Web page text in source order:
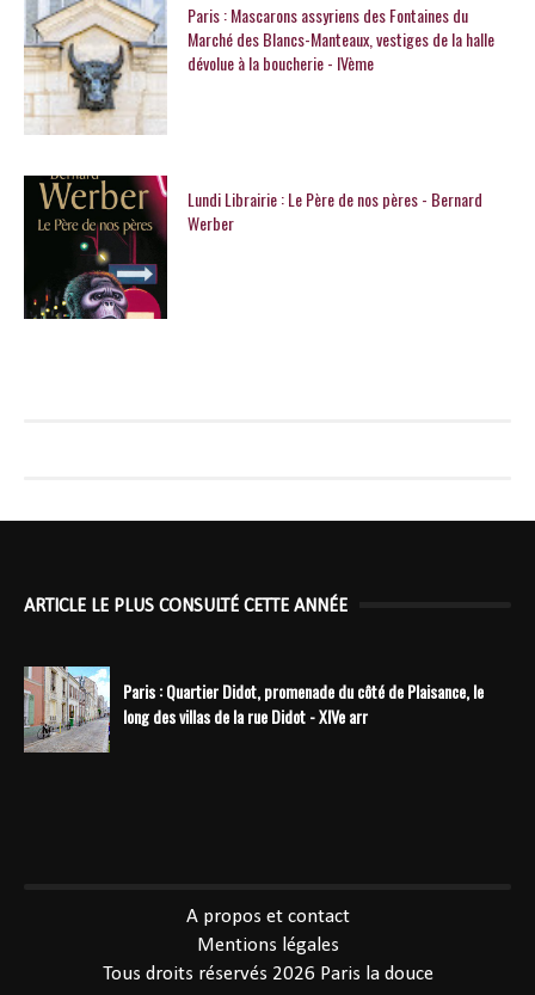
Paris : Mascarons assyriens des Fontaines du
Marché des Blancs-Manteaux, vestiges de la halle
dévolue à la boucherie - IVème
Lundi Librairie : Le Père de nos pères - Bernard
Werber
ARTICLE LE PLUS CONSULTÉ CETTE ANNÉE
Paris : Quartier Didot, promenade du côté de Plaisance, le
long des villas de la rue Didot - XIVe arr
A propos et contact
Mentions légales
Tous droits réservés 2026 Paris la douce